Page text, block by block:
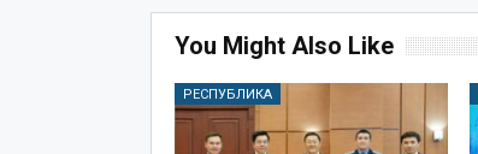
You Might Also Like
РЕСПУБЛИКА